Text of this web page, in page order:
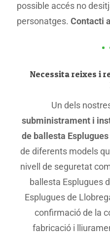
possible accés no
personatges. Contacti
Necessita reixes i
Un dels
subministrament i
de ballesta
de diferents models
nivell de seguretat
ballesta Esplugues
Esplugues de
confirmació de la
fabricació i